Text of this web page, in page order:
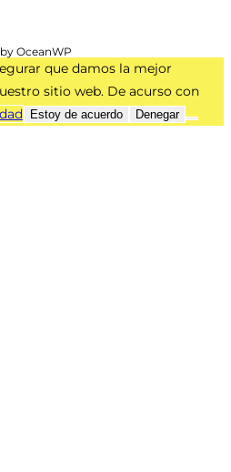
OceanWP
que damos la mejor
sitio web. De acurso con
Estoy de acuerdo Denegar